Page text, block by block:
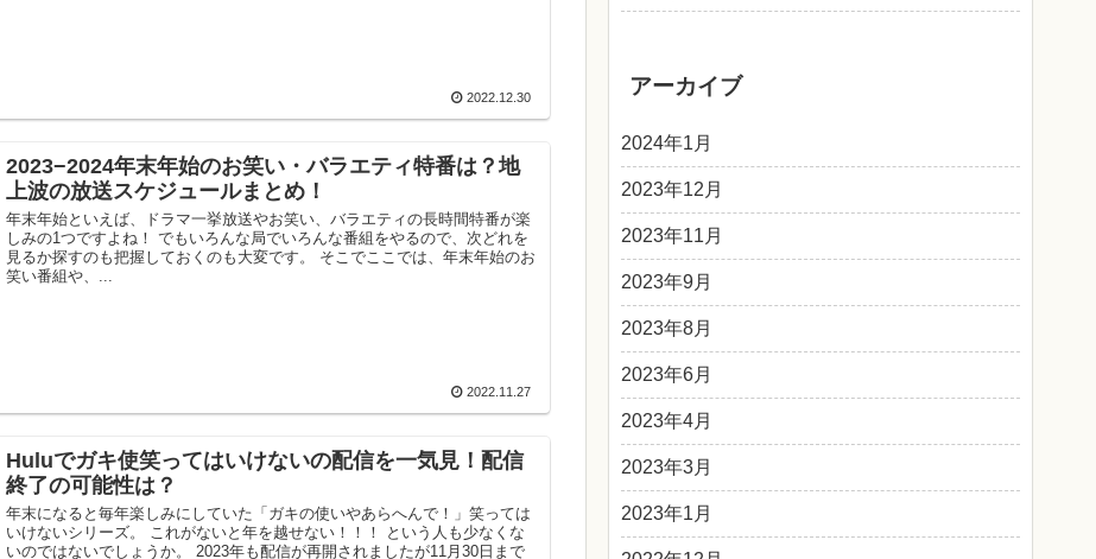
2022.12.30
2023−2024年末年始のお笑い・バラエティ特番は？地
上波の放送スケジュールまとめ！
年末年始といえば、ドラマ一挙放送やお笑い、バラエティの長時間特番が楽
しみの1つですよね！ でもいろんな局でいろんな番組をやるので、次どれを
見るか探すのも把握しておくのも大変です。 そこでここでは、年末年始のお
笑い番組や、...
2022.11.27
Huluでガキ使笑ってはいけないの配信を一気見！配信
終了の可能性は？
年末になると毎年楽しみにしていた「ガキの使いやあらへんで！」笑っては
いけないシリーズ。 これがないと年を越せない！！！ という人も少なくな
いのではないでしょうか。 2023年も配信が再開されましたが11月30日まで
アーカイブ
2024年1月
2023年12月
2023年11月
2023年9月
2023年8月
2023年6月
2023年4月
2023年3月
2023年1月